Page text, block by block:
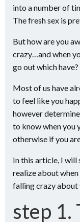
into a number of
The fresh sex is
But how are you
crazy…and when
go out which have?
Most of us have
to feel like you
however
to know when you
otherwise if you
In this article, I will
realize about
falling crazy about
step 1.